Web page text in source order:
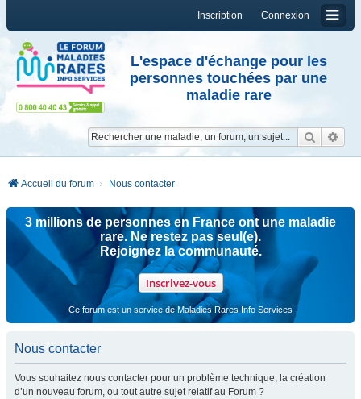
Connexion
Inscription
L'espace d'échange pour les
personnes touchées par une
maladie rare
Accueil du forum Nous contacter
3 millions de personnes en France ont une maladie
rare. Ne restez pas seul(e).
Rejoignez la communauté.
Inscrivez-vous
Ce forum est un service de Maladies Rares Info Services
Nous contacter
Vous souhaitez nous contacter pour un problème technique, la création
d’un nouveau forum, ou tout autre sujet relatif au Forum ?